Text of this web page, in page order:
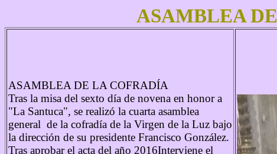
ASAMBLEA
ASAMBLEA DE LA COFRADÍA
Tras la misa del sexto día de novena en honor a
"La Santuca", se realizó la cuarta asamblea
general de la cofradía de la Virgen de la Luz bajo
la dirección de su presidente Francisco González.
Tras aprobar el acta del año 2016Interviene el